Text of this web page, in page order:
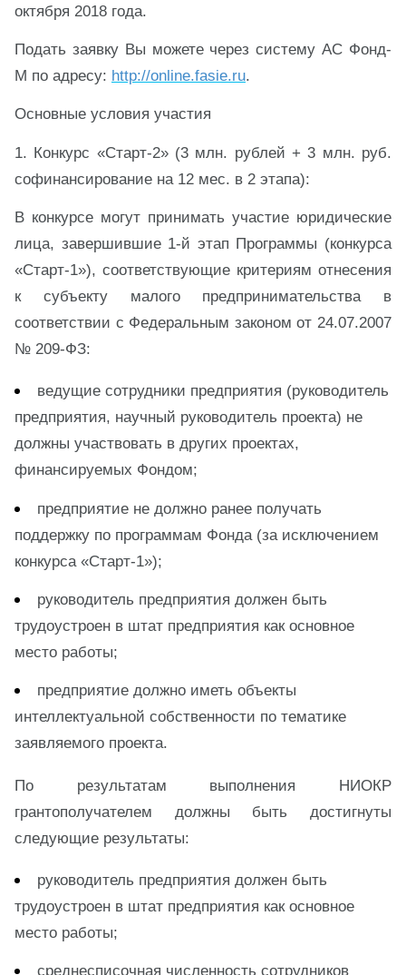
октября 2018 года.
Подать заявку Вы можете через систему АС Фонд-
М по адресу: http://online.fasie.ru.
Основные условия участия
1. Конкурс «Старт-2» (3 млн. рублей + 3 млн. руб.
софинансирование на 12 мес. в 2 этапа):
В конкурсе могут принимать участие юридические
лица, завершившие 1-й этап Программы (конкурса
«Старт-1»), соответствующие критериям отнесения
к субъекту малого предпринимательства в
соответствии с Федеральным законом от 24.07.2007
№ 209-ФЗ:
ведущие сотрудники предприятия (руководитель
предприятия, научный руководитель проекта) не
должны участвовать в других проектах,
финансируемых Фондом;
предприятие не должно ранее получать
поддержку по программам Фонда (за исключением
конкурса «Старт-1»);
руководитель предприятия должен быть
трудоустроен в штат предприятия как основное
место работы;
предприятие должно иметь объекты
интеллектуальной собственности по тематике
заявляемого проекта.
По результатам выполнения НИОКР
грантополучателем должны быть достигнуты
следующие результаты:
руководитель предприятия должен быть
трудоустроен в штат предприятия как основное
место работы;
среднесписочная численность сотрудников